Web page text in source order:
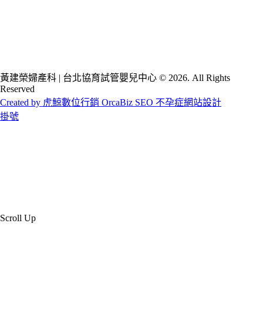
黃建榮婦產科 | 台北協育試管嬰兒中心 © 2026. All Rights
Reserved
Created by 虎鯨數位行銷 OrcaBiz SEO 不孕症網站設計
掛號
Scroll Up